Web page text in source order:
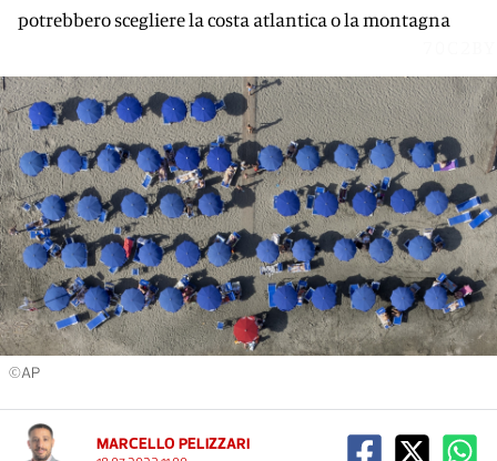
potrebbero scegliere la costa atlantica o la montagna
©AP
MARCELLO PELIZZARI